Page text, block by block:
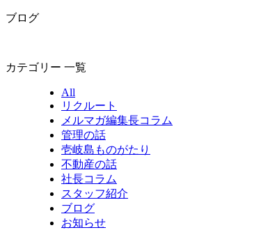
ブログ
カテゴリー 一覧
All
リクルート
メルマガ編集長コラム
管理の話
壱岐島ものがたり
不動産の話
社長コラム
スタッフ紹介
ブログ
お知らせ